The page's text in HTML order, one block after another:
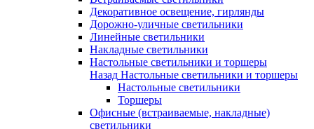
Декоративное освещение, гирлянды
Дорожно-уличные светильники
Линейные светильники
Накладные светильники
Настольные светильники и торшеры
Назад Настольные светильники и торшеры
Настольные светильники
Торшеры
Офисные (встраиваемые, накладные)
светильники